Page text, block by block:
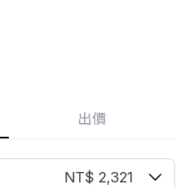
出價
NT$ 2,321